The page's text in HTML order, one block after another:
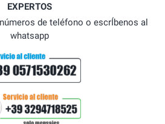
EXPERTOS
de teléfono o escrÍbenos al
whatsapp